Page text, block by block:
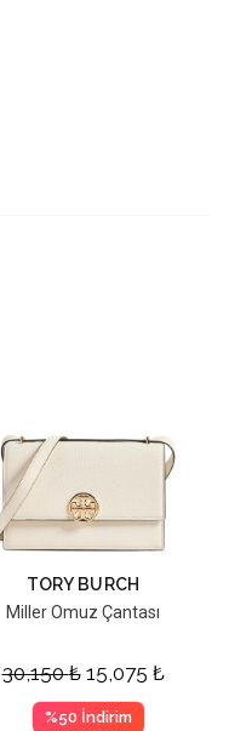
TORY BURCH
Miller Omuz Çantası
30,150₺ 15,075 ₺
%50 İndirim